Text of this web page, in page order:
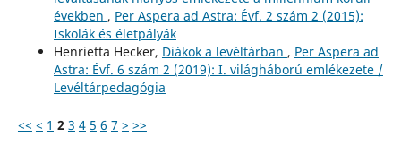
években , Per Aspera ad Astra: Évf. 2 szám 2 (2015):
Iskolák és életpályák
Henrietta Hecker, Diákok a levéltárban , Per Aspera ad
Astra: Évf. 6 szám 2 (2019): I. világháború emlékezete /
Levéltárpedagógia
<< < 1 2 3 4 5 6 7 > >>